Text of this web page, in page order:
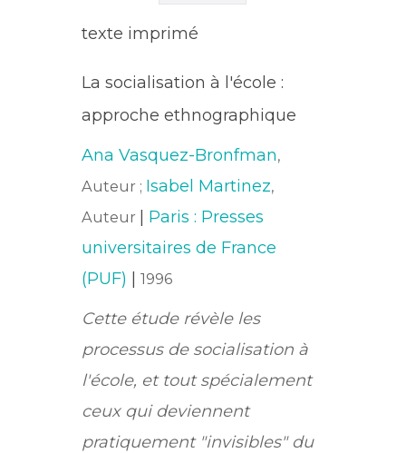
texte imprimé
La socialisation à l'école :
approche ethnographique
Ana Vasquez-Bronfman,
Auteur ; Isabel Martinez,
Auteur
Paris : Presses
universitaires de France
(PUF) |1996
Cette étude révèle les
processus de socialisation à
l'école, et tout spécialement
ceux qui deviennent
pratiquement "invisibles" du